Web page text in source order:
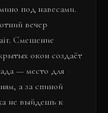
под навесами.
вечер
Смешение
окон создаёт
— место для
а за спиной
не выйдешь к